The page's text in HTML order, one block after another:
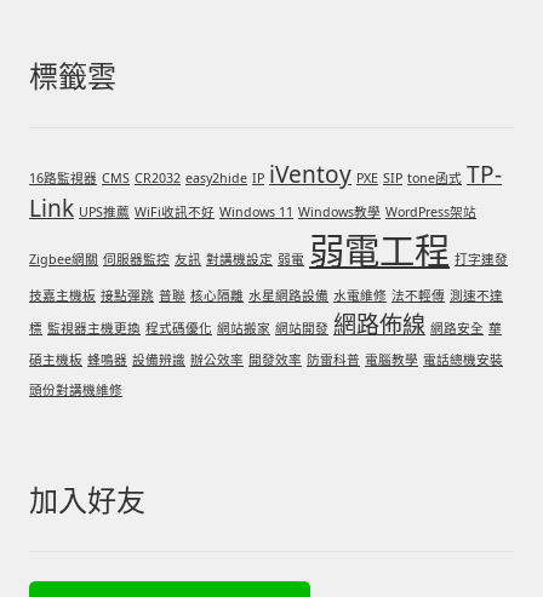
標籤雲
16路監視器 CMS CR2032 easy2hide IP iVentoy PXE SIP tone函式 TP-
Link UPS推薦 WiFi收訊不好 Windows 11 Windows教學 WordPress架站
Zigbee網關 伺服器監控 友訊 對講機設定 弱電 弱電工程 打字連發
技嘉主機板 接點彈跳 普聯 核心隔離 水星網路設備 水電維修 法不輕傳 測速不達
標 監視器主機更換 程式碼優化 網站搬家 網站開發 網路佈線 網路安全 華
碩主機板 蜂鳴器 設備辨識 辦公效率 開發效率 防雷科普 電腦教學 電話總機安裝
頭份對講機維修
加入好友